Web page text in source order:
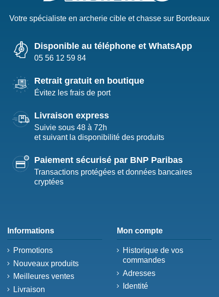
Votre spécialiste en archerie cible et chasse sur Bordeaux
Disponible au téléphone et WhatsApp
05 56 12 59 84
Retrait gratuit en boutique
Évitez les frais de port
Livraison express
Suivie sous 48 à 72h
et suivant la disponibilité des produits
Paiement sécurisé par BNP Paribas
Transactions protégées et données bancaires
cryptées
Informations
Promotions
Nouveaux produits
Meilleures ventes
Livraison
Mon compte
Historique de vos
commandes
Adresses
Identité